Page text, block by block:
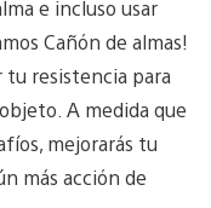
e incluso usar
Cañón de almas!
tu resistencia para
A medida que
mejorarás tu
más acción de